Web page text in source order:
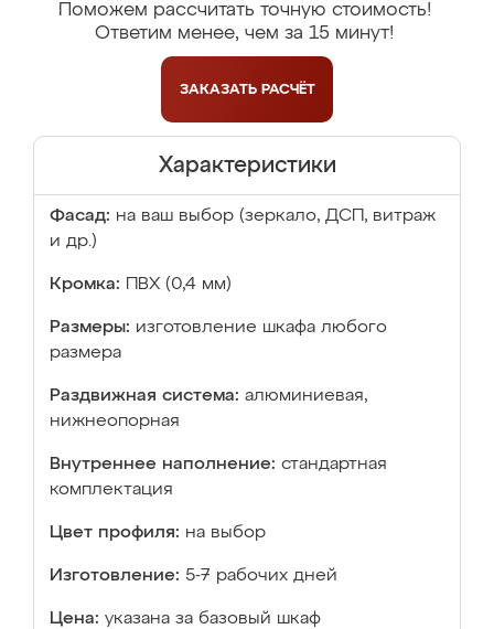
Поможем рассчитать точную стоимость!
Ответим менее, чем за 15 минут!
ЗАКАЗАТЬ РАСЧЁТ
Характеристики
Фасад: на ваш выбор (зеркало, ДСП, витраж
и др.)
Кромка: ПВХ (0,4 мм)
Размеры: изготовление шкафа любого
размера
Раздвижная система: алюминиевая,
нижнеопорная
Внутреннее наполнение: стандартная
комплектация
Цвет профиля: на выбор
Изготовление: 5-7 рабочих дней
Цена: указана за базовый шкаф